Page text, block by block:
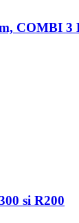
COMBI 3
si R200